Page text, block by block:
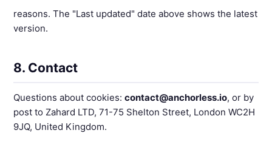
reasons. The "Last updated" date above shows the latest
version.
8. Contact
Questions about cookies: contact@anchorless.io, or by
post to Zahard LTD, 71-75 Shelton Street, London WC2H
9JQ, United Kingdom.